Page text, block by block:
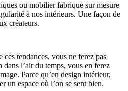
ou mobilier fabriqué sur mesure
à nos intérieurs. Une façon de
créateurs.
ces tendances, vous ne ferez pas
dans l’air du temps, vous en ferez
Parce qu’en design intérieur,
un espace où l’on se sent bien.